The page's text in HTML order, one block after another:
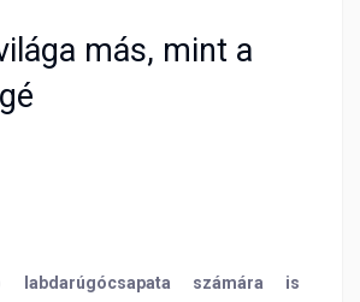
más, mint a
labdarúgócsapata számára is